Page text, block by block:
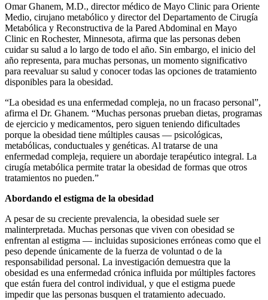
Omar Ghanem, M.D., director médico de Mayo Clinic para Oriente
Medio, cirujano metabólico y director del Departamento de Cirugía
Metabólica y Reconstructiva de la Pared Abdominal en Mayo
Clinic en Rochester, Minnesota, afirma que las personas deben
cuidar su salud a lo largo de todo el año. Sin embargo, el inicio del
año representa, para muchas personas, un momento significativo
para reevaluar su salud y conocer todas las opciones de tratamiento
disponibles para la obesidad.
“La obesidad es una enfermedad compleja, no un fracaso personal”,
afirma el Dr. Ghanem. “Muchas personas prueban dietas, programas
de ejercicio y medicamentos, pero siguen teniendo dificultades
porque la obesidad tiene múltiples causas — psicológicas,
metabólicas, conductuales y genéticas. Al tratarse de una
enfermedad compleja, requiere un abordaje terapéutico integral. La
cirugía metabólica permite tratar la obesidad de formas que otros
tratamientos no pueden.”
Abordando el estigma de la obesidad
A pesar de su creciente prevalencia, la obesidad suele ser
malinterpretada. Muchas personas que viven con obesidad se
enfrentan al estigma — incluidas suposiciones erróneas como que el
peso depende únicamente de la fuerza de voluntad o de la
responsabilidad personal. La investigación demuestra que la
obesidad es una enfermedad crónica influida por múltiples factores
que están fuera del control individual, y que el estigma puede
impedir que las personas busquen el tratamiento adecuado.